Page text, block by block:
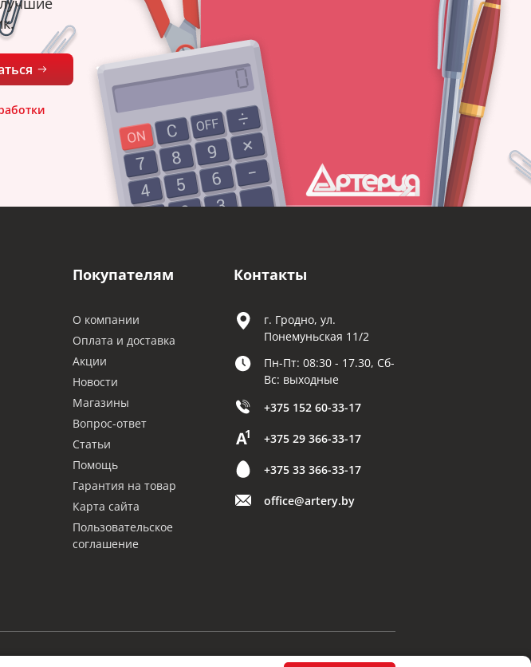
Покупателям
О компании
Оплата и доставка
Акции
Новости
Магазины
Вопрос-ответ
Статьи
Помощь
Гарантия на товар
Карта сайта
Пользовательское
соглашение
Контакты
г. Гродно, ул.
Понемуньская 11/2
Пн-Пт: 08:30 - 17.30, Сб-
Вс: выходные
+375 152 60-33-17
+375 29 366-33-17
+375 33 366-33-17
office@artery.by